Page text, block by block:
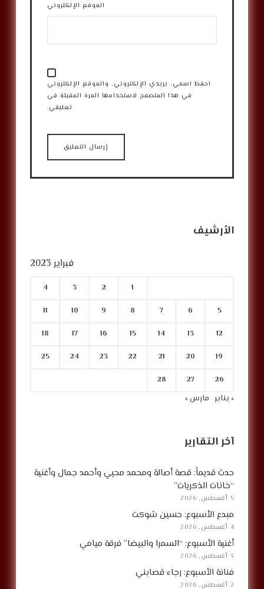
الموقع الإلكتروني
احفظ اسمي، بريدي الإلكتروني، والموقع الإلكتروني
في هذا المتصفح لاستخدامها المرة المقبلة في
تعليقي.
الأرشيف
فبراير 2023
1
2
3
4
5
6
7
8
9
10
11
12
13
14
15
16
17
18
19
20
21
22
23
24
25
26
27
28
« يناير مارس »
آخر التقارير
حدث قديماً: قصة أصالة ومحمد محيي وأحمد جمال وأغنية
“خانات الذكريات”
5 أغسطس, 2026
مبدع الأسبوع: حسين شوكت
4 أغسطس, 2026
أغنية الأسبوع: “السمرا والبيضا” فرقة ميامي
3 أغسطس, 2026
فنانة الأسبوع: رجاء قصابني
2 أغسطس, 2026